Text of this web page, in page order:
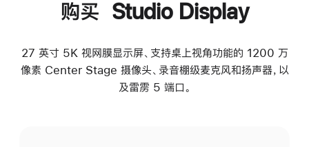
购买 Studio Display
27 英寸 5K 视网膜显示屏、支持桌上视角功能的 1200 万
像素 Center Stage 摄像头、录音棚级麦克风和扬声器，以
及雷雳 5 端口。